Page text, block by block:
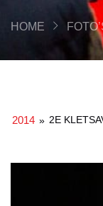
HOME
2014 » 2E